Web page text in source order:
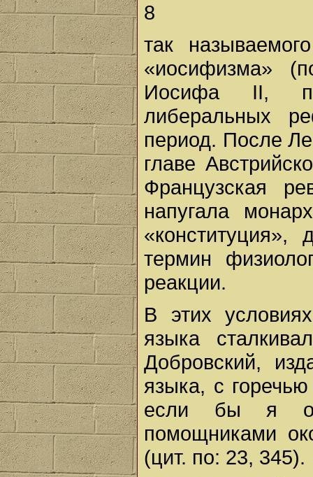
8
так
«иосифизма»
Иосифа II,
либеральных
период. После
главе
Французская
напугала
«конституция»,
термин
реакции.
В этих
языка
Добровский,
языка, с
если бы я
помощниками
(цит. по: 23, 345).